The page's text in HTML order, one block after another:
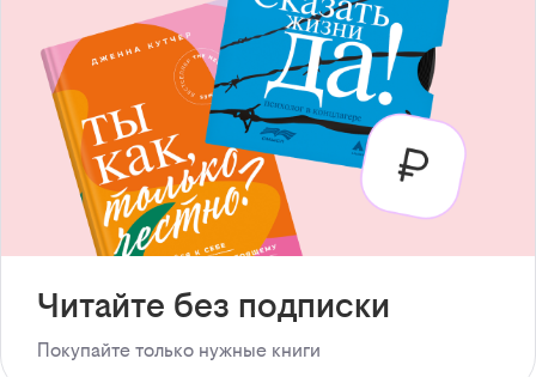
Читайте без подписки
Покупайте только нужные книги